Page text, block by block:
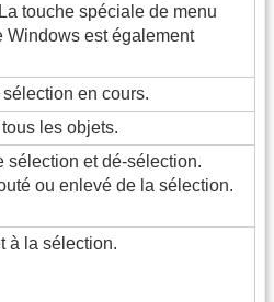
touche spéciale de menu
Windows est également
en cours.
les objets.
sélection et dé-sélection.
ou enlevé de la sélection.
à la sélection.